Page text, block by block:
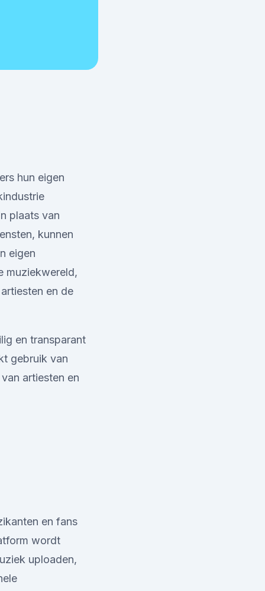
hun eigen
plaats van
kunnen
eigen
muziekwereld,
en de
en transparant
gebruik van
artiesten en
en fans
wordt
uploaden,